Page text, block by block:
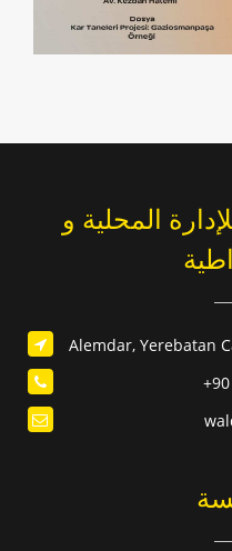
المحلية و
Alemdar, Yerebatan